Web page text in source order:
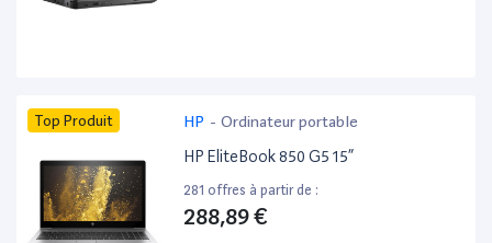
Top Produit HP - Ordinateur portable
HP EliteBook 850 G5 15”
281 offres à partir de :
288,89 €